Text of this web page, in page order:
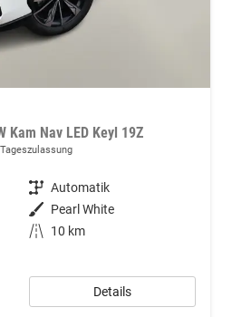
Kam Nav LED Keyl 19Z
Getriebe Automatik
Außenfarbe Pearl White
Kilometerstand
10 km
Details